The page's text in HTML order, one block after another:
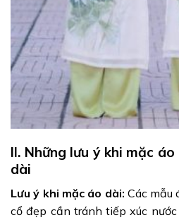
II. Những lưu ý khi mặc
dài
Lưu ý khi mặc áo dài: Các mẫu
cổ đẹp cần tránh tiếp xúc